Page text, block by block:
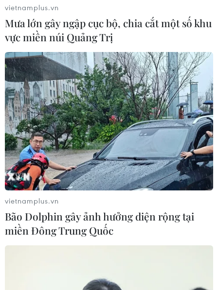
Trưng bày tư liệu Hoàng Sa, Trường Sa
của Việt Nam tại Bình Thuận
05/10/2016 07:34
Triển lãm trưng bày và giới thiệu gần 100 bản đồ, atlas
được tuyển chọn từ hơn 260 bản đồ có liên quan đến
chủ quyền của Việt Nam đối với hai quần đảo Hoàng
Sa và Trường Sa.
vietnamplus.vn
Mưa lớn gây ngập cục bộ, chia cắt một số khu
vực miền núi Quảng Trị
vietnamplus.vn
Bão Dolphin gây ảnh hưởng diện rộng tại
miền Đông Trung Quốc